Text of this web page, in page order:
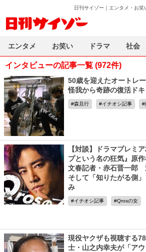
日刊サイゾー｜エンタメ・お
インタビューの記事一覧 (972件)
50歳を迎えたオートレ
怪我から奇跡の復活ド
森且行 イチオシ記事
【対談】ドラマプレミ
プという名の狂気』原
文春記者・赤石晋一郎
そして「知りたがる側
み
イチオシ記事 Qrosの女
現役ヤクザも視聴する
士・山之内幸夫が「ア
エンタメ お笑い ドラマ 社会